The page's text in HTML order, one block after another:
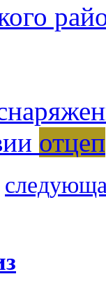
отцеп